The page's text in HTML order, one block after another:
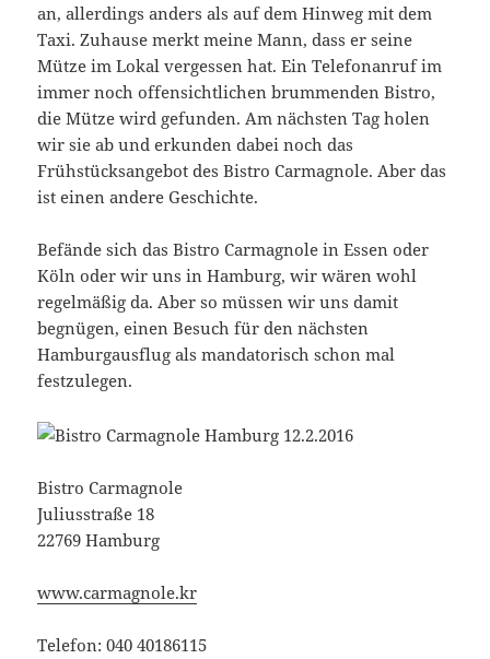
an, allerdings anders als auf dem Hinweg mit dem
Taxi. Zuhause merkt meine Mann, dass er seine
Mütze im Lokal vergessen hat. Ein Telefonanruf im
immer noch offensichtlichen brummenden Bistro,
die Mütze wird gefunden. Am nächsten Tag holen
wir sie ab und erkunden dabei noch das
Frühstücksangebot des Bistro Carmagnole. Aber das
ist einen andere Geschichte.
Befände sich das Bistro Carmagnole in Essen oder
Köln oder wir uns in Hamburg, wir wären wohl
regelmäßig da. Aber so müssen wir uns damit
begnügen, einen Besuch für den nächsten
Hamburgausflug als mandatorisch schon mal
festzulegen.
Bistro Carmagnole
Juliusstraße 18
22769 Hamburg
www.carmagnole.kr
Telefon: 040 40186115